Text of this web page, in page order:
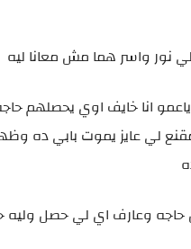
نور واسر هما مش معانا ليه
انا خايف اوي يحصلهم
لي عايز يموت بابي ده
حاجه وعارف اي لي حصل